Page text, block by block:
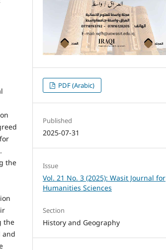
the
the
and
PDF (Arabic)
Published
2025-07-31
Issue
Vol. 21 No. 3 (2025): Wasit Journal for
Humanities Sciences
Section
History and Geography